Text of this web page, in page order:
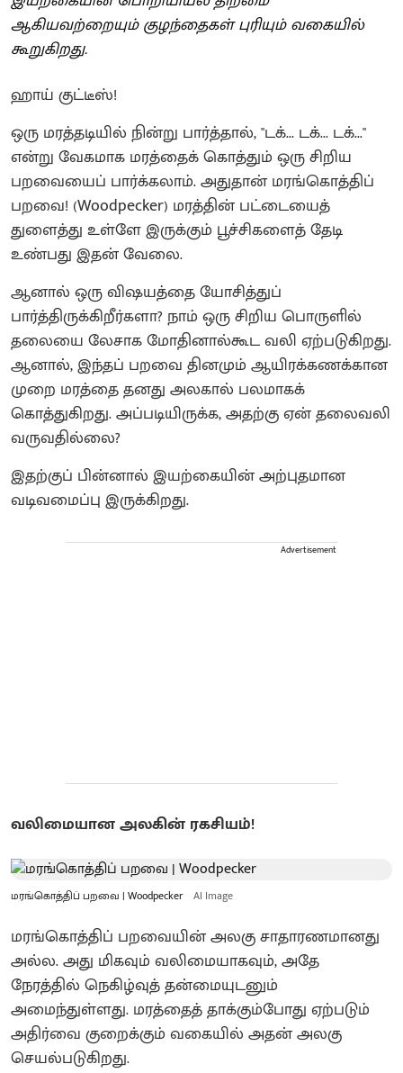
ஆகியவற்றையும் குழந்தைகள் புரியும் வகையில்
கூறுகிறது.
ஹாய் குட்டீஸ்!
ஒரு மரத்தடியில் நின்று பார்த்தால், "டக்... டக்... டக்..."
என்று வேகமாக மரத்தைக் கொத்தும் ஒரு சிறிய
பறவையைப் பார்க்கலாம். அதுதான் மரங்கொத்திப்
பறவை! (Woodpecker) மரத்தின் பட்டையைத்
துளைத்து உள்ளே இருக்கும் பூச்சிகளைத் தேடி
உண்பது இதன் வேலை.
ஆனால் ஒரு விஷயத்தை யோசித்துப்
பார்த்திருக்கிறீர்களா? நாம் ஒரு சிறிய பொருளில்
தலையை லேசாக மோதினால்கூட வலி ஏற்படுகிறது.
ஆனால், இந்தப் பறவை தினமும் ஆயிரக்கணக்கான
முறை மரத்தை தனது அலகால் பலமாகக்
கொத்துகிறது. அப்படியிருக்க, அதற்கு ஏன் தலைவலி
வருவதில்லை?
இதற்குப் பின்னால் இயற்கையின் அற்புதமான
வடிவமைப்பு இருக்கிறது.
Advertisement
வலிமையான அலகின் ரகசியம்!
மரங்கொத்திப் பறவை | Woodpecker AI Image
மரங்கொத்திப் பறவையின் அலகு சாதாரணமானது
அல்ல. அது மிகவும் வலிமையாகவும், அதே
நேரத்தில் நெகிழ்வுத் தன்மையுடனும்
அமைந்துள்ளது. மரத்தைத் தாக்கும்போது ஏற்படும்
அதிர்வை குறைக்கும் வகையில் அதன் அலகு
செயல்படுகிறது.